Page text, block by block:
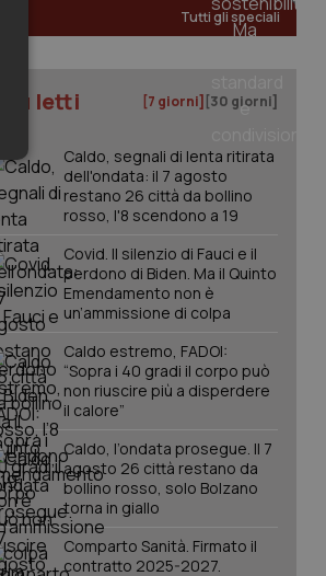
Tutti gli speciali
I più letti [7 giorni] [30 giorni]
Caldo, segnali di lenta ritirata
dell'ondata: il 7 agosto
restano 26 città da bollino
rosso, l'8 scendono a 19
Covid. Il silenzio di Fauci e il
perdono di Biden. Ma il Quinto
Emendamento non è
un’ammissione di colpa
Caldo estremo, FADOI:
“Sopra i 40 gradi il corpo può
non riuscire più a disperdere
il calore”
Caldo, l’ondata prosegue. Il 7
agosto 26 città restano da
bollino rosso, solo Bolzano
torna in giallo
Comparto Sanità. Firmato il
contratto 2025-2027.